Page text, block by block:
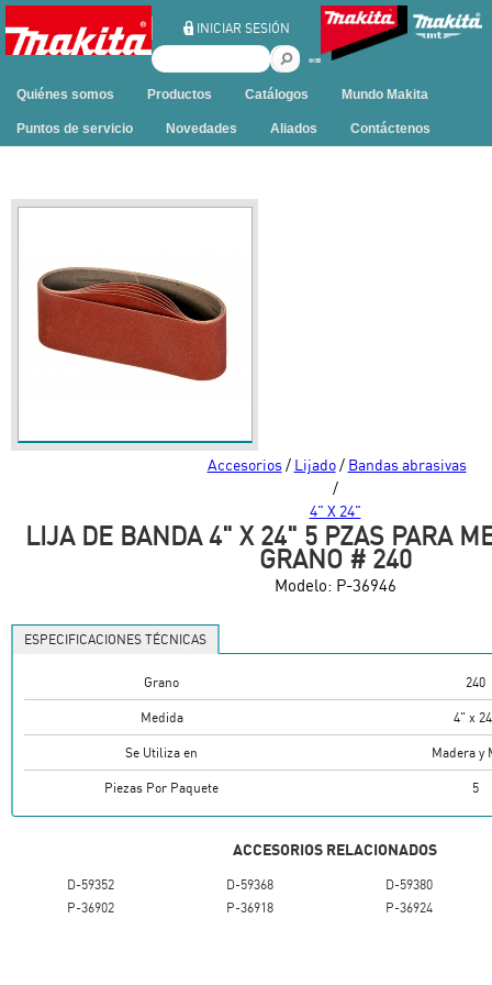
INICIAR SESIÓN
B
s
a
e
t
e
Accesorios / Lijado / Bandas abrasivas
/
4" X 24"
LIJA DE BANDA 4" X 24" 5 PZAS PARA
GRANO # 240
Modelo: P-36946
ESPECIFICACIONES TÉCNICAS
Grano 240
Medida 4" x
Se Utiliza en Madera y
Piezas Por Paquete 5
ACCESORIOS RELACIONADOS
D-59352 D-59368
D-59380
P-36902
P-36918 P-36924
Quiénes somos Productos Catálogos Mundo Makita
Puntos de servicio Novedades Aliados Contáctenos